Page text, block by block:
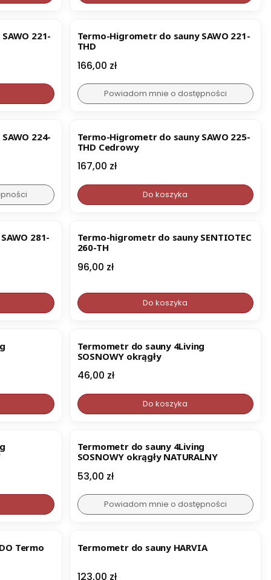
221-
Termo-Higrometr do sauny SAWO 221-
THD
Cena
166,00 zł
Powiadom mnie o dostępności
224-
Termo-Higrometr do sauny SAWO 225-
THD Cedrowy
Cena
167,00 zł
Do koszyka
281-
Termo-higrometr do sauny SENTIOTEC
260-TH
Cena
96,00 zł
Do koszyka
Termometr do sauny 4Living
SOSNOWY okrągły
Cena
46,00 zł
Do koszyka
Termometr do sauny 4Living
SOSNOWY okrągły NATURALNY
Cena
53,00 zł
Powiadom mnie o dostępności
Termo
Termometr do sauny HARVIA
Cena
123,00 zł